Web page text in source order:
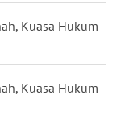
Kuasa Hukum
Kuasa Hukum